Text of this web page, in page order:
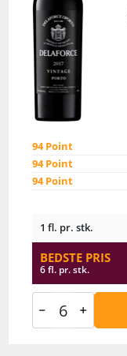
94 Point
94 Point
94 Point
1 fl. pr. stk.
BEDSTE PRIS
6 fl. pr. stk.